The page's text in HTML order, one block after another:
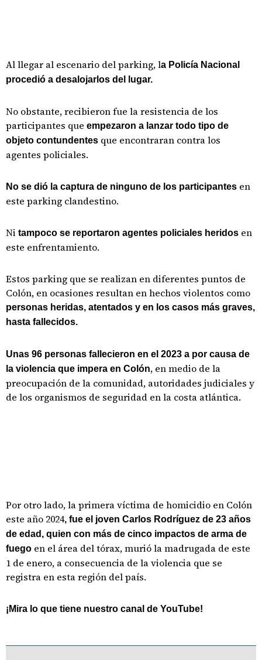
Al llegar al escenario del parking, la Policía Nacional
procedió a desalojarlos del lugar.
No obstante, recibieron fue la resistencia de los
participantes que empezaron a lanzar todo tipo de
objeto contundentes que encontraran contra los
agentes policiales.
No se dió la captura de ninguno de los participantes en
este parking clandestino.
Ni tampoco se reportaron agentes policiales heridos en
este enfrentamiento.
Estos parking que se realizan en diferentes puntos de
Colón, en ocasiones resultan en hechos violentos como
personas heridas, atentados y en los casos más graves,
hasta fallecidos.
Unas 96 personas fallecieron en el 2023 a por causa de
la violencia que impera en Colón, en medio de la
preocupación de la comunidad, autoridades judiciales y
de los organismos de seguridad en la costa atlántica.
Por otro lado, la primera víctima de homicidio en Colón
este año 2024, fue el joven Carlos Rodríguez de 23 años
de edad, quien con más de cinco impactos de arma de
fuego en el área del tórax, murió la madrugada de este
1 de enero, a consecuencia de la violencia que se
registra en esta región del país.
¡Mira lo que tiene nuestro canal de YouTube!